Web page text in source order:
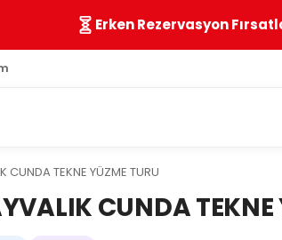
Erken Rezervasyon
CUNDA TEKNE YÜZME TURU
CUNDA TEKNE